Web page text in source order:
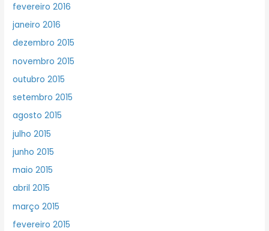
fevereiro 2016
janeiro 2016
dezembro 2015
novembro 2015
outubro 2015
setembro 2015
agosto 2015
julho 2015
junho 2015
maio 2015
abril 2015
março 2015
fevereiro 2015